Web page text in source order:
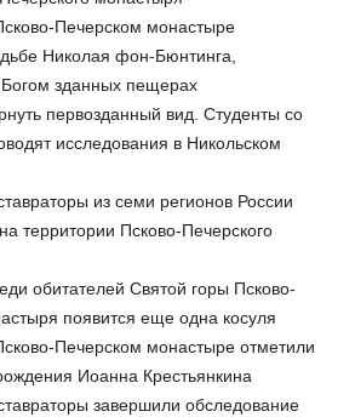
Печерском монастыре
Николая фон-Бюнтинга,
Богом зданных пещерах
первозданный вид. Студенты со
исследования в Никольском
из семи регионов России
территории Псково-Печерского
обитателей Святой горы Псково-
появится еще одна косуля
Печерском монастыре отметили
Иоанна Крестьянкина
завершили обследование